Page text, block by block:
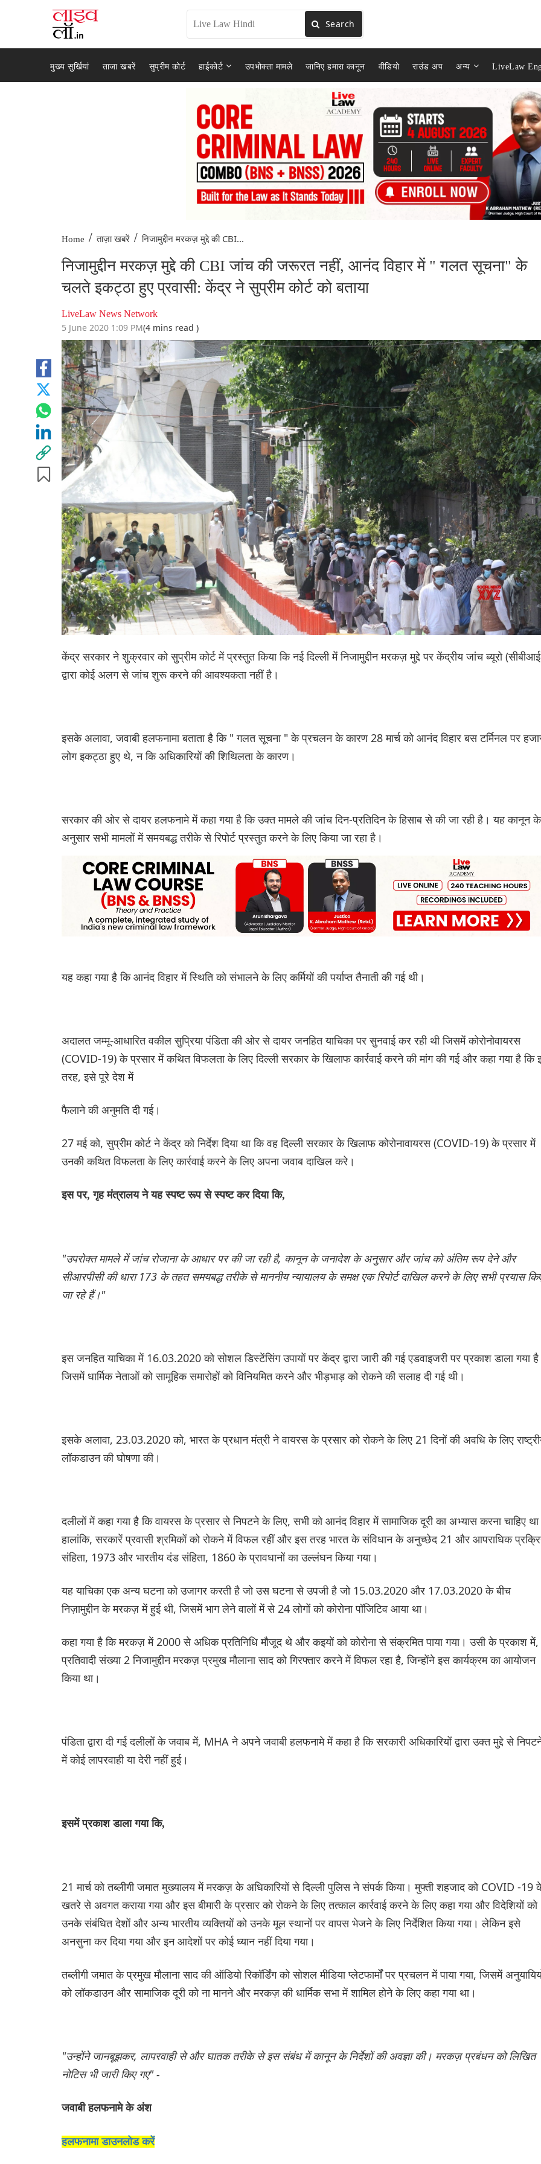
Search
मुख्य सुर्खियां ताजा खबरें सुप्रीम कोर्ट हाईकोर्ट उपभोक्ता मामले जानिए हमारा कानून वीडियो राउंड अप अन्य LiveLaw
Home / ताज़ा खबरें / निजामुद्दीन मरकज़ मुद्दे की CBI...
निजामुद्दीन मरकज़ मुद्दे की CBI जांच की जरूरत नहीं, आनंद विहार में " गलत सूचना" के
चलते इकट्ठा हुए प्रवासी: केंद्र ने सुप्रीम कोर्ट को बताया
LiveLaw News Network
5 June 2020 1:09 PM(4 mins read )
केंद्र सरकार ने शुक्रवार को सुप्रीम कोर्ट में प्रस्तुत किया कि नई दिल्ली में निजामुद्दीन मरकज़ मुद्दे पर केंद्रीय जांच ब्यूरो
द्वारा कोई अलग से जांच शुरू करने की आवश्यकता नहीं है।
इसके अलावा, जवाबी हलफनामा बताता है कि " गलत सूचना " के प्रचलन के कारण 28 मार्च को आनंद विहार बस टर्मिनल पर
लोग इकट्ठा हुए थे, न कि अधिकारियों की शिथिलता के कारण।
सरकार की ओर से दायर हलफनामे में कहा गया है कि उक्त मामले की जांच दिन-प्रतिदिन के हिसाब से की जा रही है। यह कानून के
अनुसार सभी मामलों में समयबद्ध तरीके से रिपोर्ट प्रस्तुत करने के लिए किया जा रहा है।
यह कहा गया है कि आनंद विहार में स्थिति को संभालने के लिए कर्मियों की पर्याप्त तैनाती की गई थी।
अदालत जम्मू-आधारित वकील सुप्रिया पंडिता की ओर से दायर जनहित याचिका पर सुनवाई कर रही थी जिसमें कोरोनोवायरस
(COVID-19) के प्रसार में कथित विफलता के लिए दिल्ली सरकार के खिलाफ कार्रवाई करने की मांग की गई और कहा गया है कि
तरह, इसे पूरे देश में
फैलाने की अनुमति दी गई।
27 मई को, सुप्रीम कोर्ट ने केंद्र को निर्देश दिया था कि वह दिल्ली सरकार के खिलाफ कोरोनावायरस (COVID-19) के प्रसार में
उनकी कथित विफलता के लिए कार्रवाई करने के लिए अपना जवाब दाखिल करे।
इस पर, गृह मंत्रालय ने यह स्पष्ट रूप से स्पष्ट कर दिया कि,
"उपरोक्त मामले में जांच रोजाना के आधार पर की जा रही है, कानून के जनादेश के अनुसार और जांच को अंतिम रूप देने और
सीआरपीसी की धारा 173 के तहत समयबद्ध तरीके से माननीय न्यायालय के समक्ष एक रिपोर्ट दाखिल करने के लिए सभी प्रयास
जा रहे हैं।"
इस जनहित याचिका में 16.03.2020 को सोशल डिस्टेंसिंग उपायों पर केंद्र द्वारा जारी की गई एडवाइजरी पर प्रकाश डाला गया है
जिसमें धार्मिक नेताओं को सामूहिक समारोहों को विनियमित करने और भीड़भाड़ को रोकने की सलाह दी गई थी।
इसके अलावा, 23.03.2020 को, भारत के प्रधान मंत्री ने वायरस के प्रसार को रोकने के लिए 21 दिनों की अवधि के लिए
लॉकडाउन की घोषणा की।
दलीलों में कहा गया है कि वायरस के प्रसार से निपटने के लिए, सभी को आनंद विहार में सामाजिक दूरी का अभ्यास करना चाहिए
हालांकि, सरकारें प्रवासी श्रमिकों को रोकने में विफल रहीं और इस तरह भारत के संविधान के अनुच्छेद 21 और आपराधिक
संहिता, 1973 और भारतीय दंड संहिता, 1860 के प्रावधानों का उल्लंघन किया गया।
यह याचिका एक अन्य घटना को उजागर करती है जो उस घटना से उपजी है जो 15.03.2020 और 17.03.2020 के बीच
निज़ामुद्दीन के मरकज़ में हुई थी, जिसमें भाग लेने वालों में से 24 लोगों को कोरोना पॉजिटिव आया था।
कहा गया है कि मरकज़ में 2000 से अधिक प्रतिनिधि मौजूद थे और कइयों को कोरोना से संक्रमित पाया गया। उसी के प्रकाश में,
प्रतिवादी संख्या 2 निजामुद्दीन मरकज़ प्रमुख मौलाना साद को गिरफ्तार करने में विफल रहा है, जिन्होंने इस कार्यक्रम का आयोजन
किया था।
पंडिता द्वारा दी गई दलीलों के जवाब में, MHA ने अपने जवाबी हलफनामे में कहा है कि सरकारी अधिकारियों द्वारा उक्त मुद्दे से
में कोई लापरवाही या देरी नहीं हुई।
इसमें प्रकाश डाला गया कि,
21 मार्च को तब्लीगी जमात मुख्यालय में मरकज़ के अधिकारियों से दिल्ली पुलिस ने संपर्क किया। मुफ्ती शहजाद को COVID -19
खतरे से अवगत कराया गया और इस बीमारी के प्रसार को रोकने के लिए तत्काल कार्रवाई करने के लिए कहा गया और विदेशियों को
उनके संबंधित देशों और अन्य भारतीय व्यक्तियों को उनके मूल स्थानों पर वापस भेजने के लिए निर्देशित किया गया। लेकिन इसे
अनसुना कर दिया गया और इन आदेशों पर कोई ध्यान नहीं दिया गया।
तब्लीगी जमात के प्रमुख मौलाना साद की ऑडियो रिकॉर्डिंग को सोशल मीडिया प्लेटफार्मों पर प्रचलन में पाया गया, जिसमें
को लॉकडाउन और सामाजिक दूरी को ना मानने और मरकज़ की धार्मिक सभा में शामिल होने के लिए कहा गया था।
"उन्होंने जानबूझकर, लापरवाही से और घातक तरीके से इस संबंध में कानून के निर्देशों की अवज्ञा की। मरकज़ प्रबंधन को लिखित
नोटिस भी जारी किए गए" -
जवाबी हलफनामे के अंश
हलफनामा डाउनलोड करें